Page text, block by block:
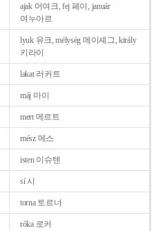
ajak 어여크, fej 페이, január
여누아르
lyuk 유크, mélység 메이셰그, király
키라이
lakat 러커트
máj 마이
mert 메르트
mész 메스
isten 이슈텐
sí 시
torna 토르너
róka 로커